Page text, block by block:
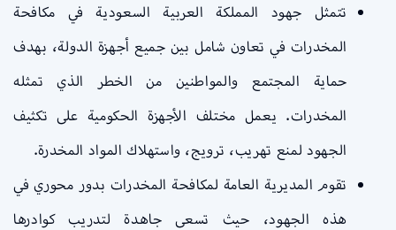
تتمثل جهود المملكة العربية السعودية في مكافحة
المخدرات في تعاون شامل بين جميع أجهزة الدولة، بهدف
حماية المجتمع والمواطنين من الخطر الذي تمثله
المخدرات. يعمل مختلف الأجهزة الحكومية على تكثيف
الجهود لمنع تهريب، ترويج، واستهلاك المواد المخدرة.
تقوم المديرية العامة لمكافحة المخدرات بدور محوري في
هذه الجهود، حيث تسعى جاهدة لتدريب كوادرها